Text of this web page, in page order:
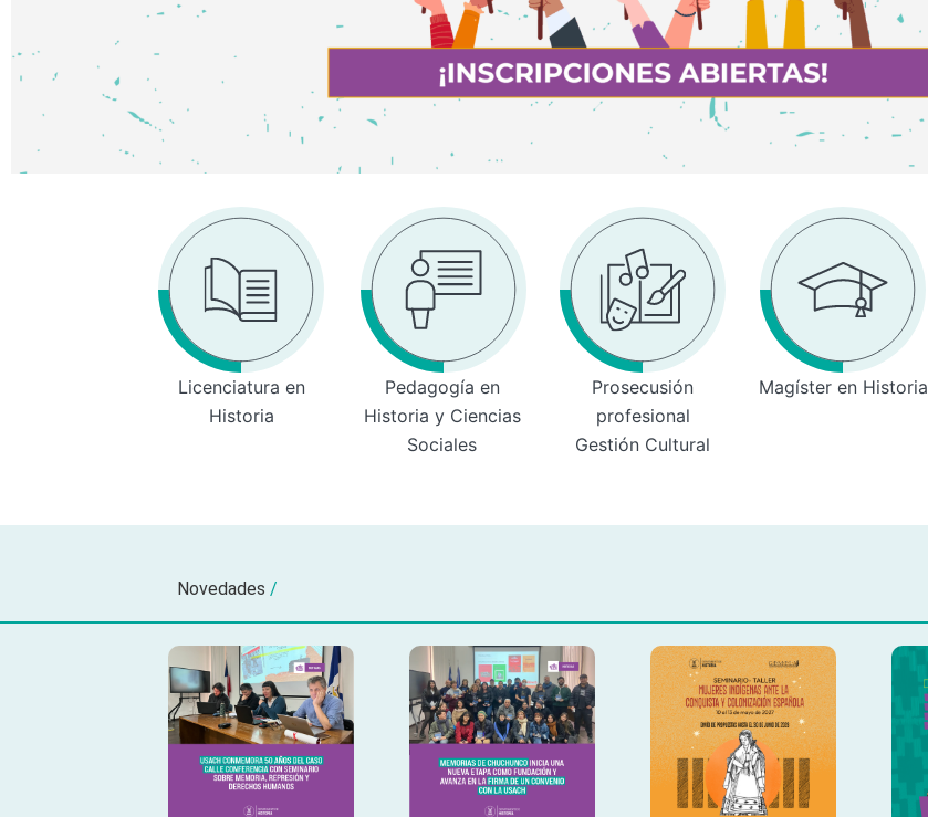
Licenciatura en
Historia
Pedagogía en
Historia y Ciencias
Sociales
Prosecusión
profesional
Gestión Cultural
Magíster en Historia
Novedades /